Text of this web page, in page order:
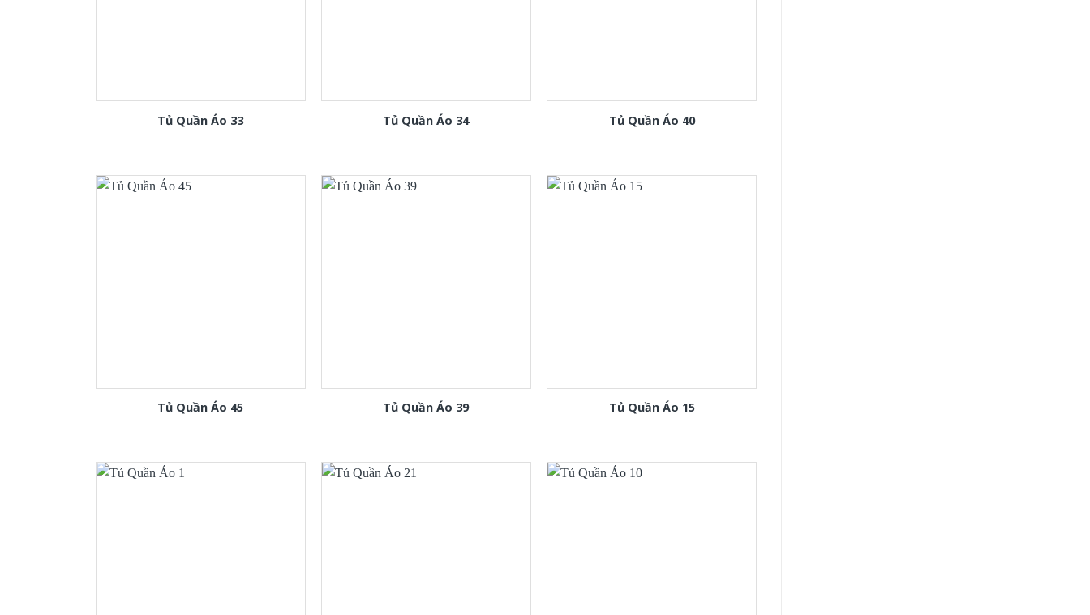
Tủ Quần Áo 33 Tủ Quần Áo 34 Tủ Quần Áo 40
Tủ Quần Áo 45 Tủ Quần Áo 39 Tủ Quần Áo 15